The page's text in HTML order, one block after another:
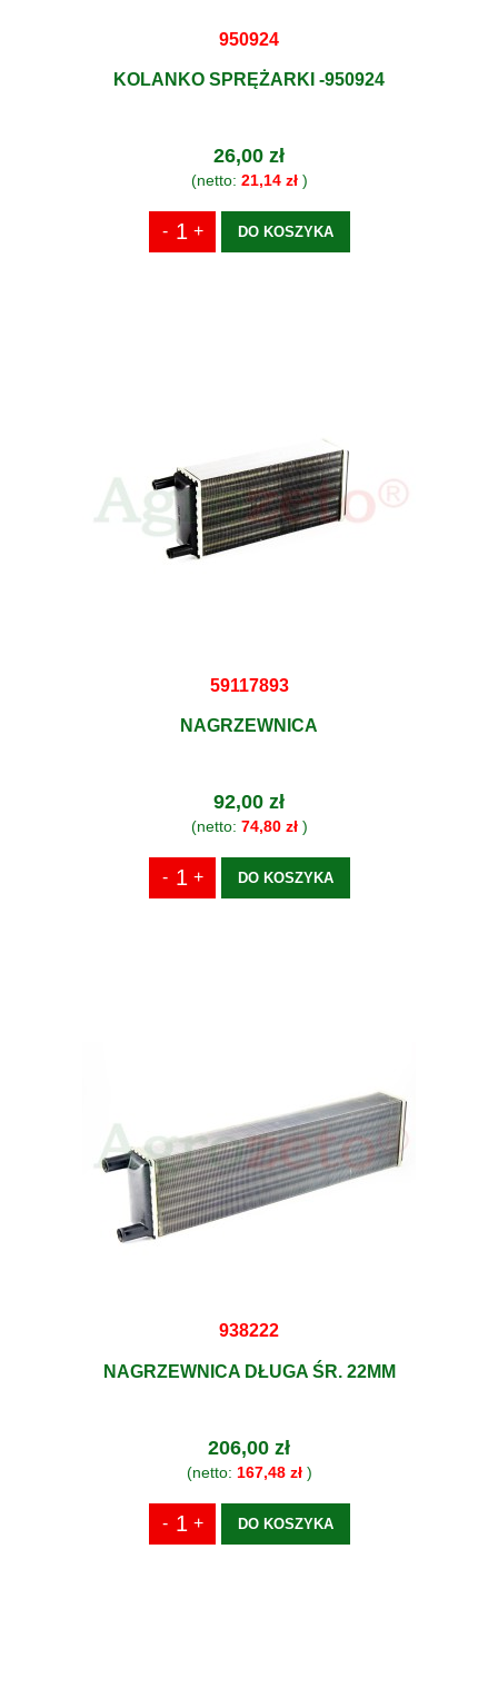
950924
KOLANKO SPRĘŻARKI -950924
26,00 zł
(netto: 21,14 zł)
DO KOSZYKA
59117893
NAGRZEWNICA
92,00 zł
(netto: 74,80 zł)
DO KOSZYKA
938222
NAGRZEWNICA DŁUGA ŚR. 22MM
206,00 zł
(netto: 167,48 zł)
DO KOSZYKA